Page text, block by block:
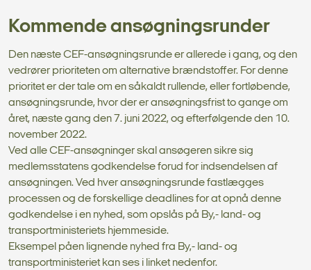
Kommende ansøgningsrunder
Den næste CEF-ansøgningsrunde er allerede i gang, og den
vedrører prioriteten om alternative brændstoffer. For denne
prioritet er der tale om en såkaldt rullende, eller fortløbende,
ansøgningsrunde, hvor der er ansøgningsfrist to gange om
året, næste gang den 7. juni 2022, og efterfølgende den 10.
november 2022.
Ved alle CEF-ansøgninger skal ansøgeren sikre sig
medlemsstatens godkendelse forud for indsendelsen af
ansøgningen. Ved hver ansøgningsrunde fastlægges
processen og de forskellige deadlines for at opnå denne
godkendelse i en nyhed, som opslås på By,- land- og
transportministeriets hjemmeside.
Eksempel påen lignende nyhed fra By,- land- og
transportministeriet kan ses i linket nedenfor.